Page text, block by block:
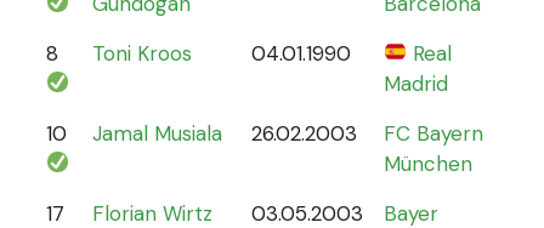
8 Toni Kroos 04.01.1990
Real
Madrid
10 Jamal Musiala 26.02.2003
FC Bayern
München
17 Florian Wirtz 03.05.2003
Bayer